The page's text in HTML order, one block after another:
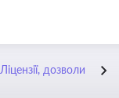
Ліцензії, дозволи